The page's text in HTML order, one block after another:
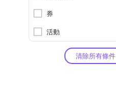
券
活動
清除所有條件